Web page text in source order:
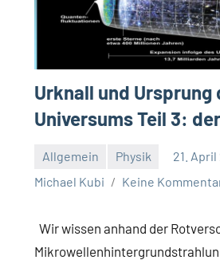
Urknall und Ursprung
Universums Teil 3:
Allgemein Physik
21.
Michael Kubi
Keine
Wir wissen anhand der